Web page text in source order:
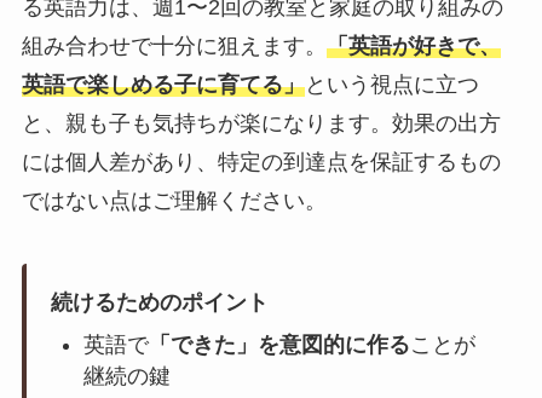
る英語力は、週1〜2回の教室と家庭の取り組みの
組み合わせで十分に狙えます。 「英語が好きで、
英語で楽しめる子に育てる」という視点に立つ
と、親も子も気持ちが楽になります。効果の出方
には個人差があり、特定の到達点を保証するもの
ではない点はご理解ください。
続けるためのポイント
英語で「できた」を意図的に作ることが
継続の鍵